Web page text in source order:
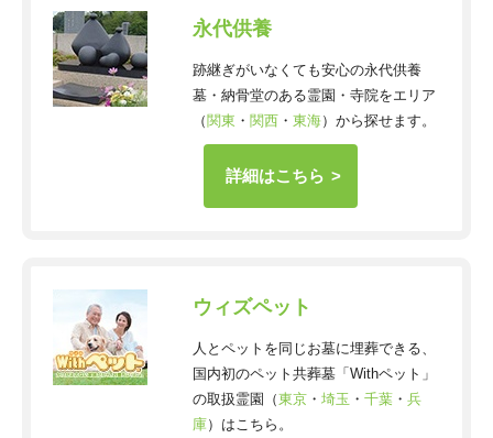
永代供養
跡継ぎがいなくても安心の永代供養
墓・納骨堂のある霊園・寺院をエリア
（ 関東 ・ 関西・ 東海）から探せます。
詳細はこちら
ウィズペット
人とペットを同じお墓に埋葬できる、
国内初のペット共葬墓「Withペット」
の取扱霊園（東京・ 埼玉 ・ 千葉・ 兵
庫）はこちら。